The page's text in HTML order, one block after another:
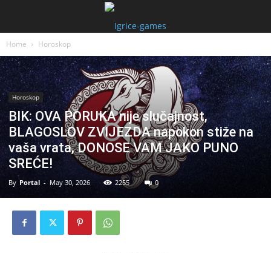
Home Horoskop
Horoskop
BIK: OVA PORUKA nije slučajnost,
BLAGOSLOV ZVIJEZDA napokon stiže na
vaša vrata, DONOSE VAM JAKO PUNO
SREĆE!
By Portal - May 30, 2026 2255 0